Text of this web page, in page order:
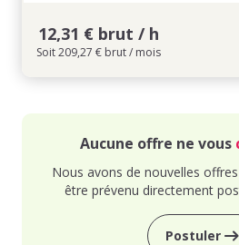
12,31 € brut / h
Soit 209,27 € brut / mois
Aucune offre ne vous
Nous avons de nouvelles
être prévenu directement
Postuler